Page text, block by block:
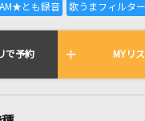
全国りれき
イムで歌われている曲の一
で予約 MYリ